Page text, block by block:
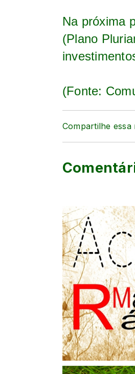
Na próxima
(Plano
(Fonte:
Compartilhe essa